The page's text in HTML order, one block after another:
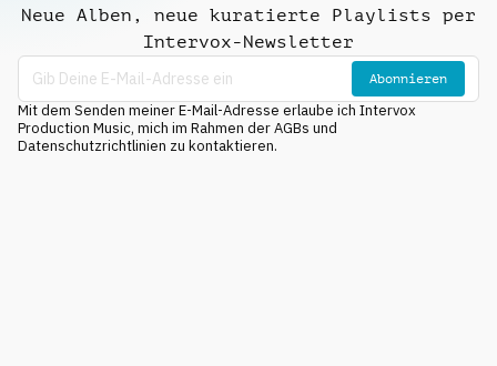
Neue Alben, neue kuratierte Playlists per
Intervox-Newsletter
Abonnieren
Mit dem Senden meiner E-Mail-Adresse erlaube ich Intervox
Production Music, mich im Rahmen der AGBs und
Datenschutzrichtlinien zu kontaktieren.